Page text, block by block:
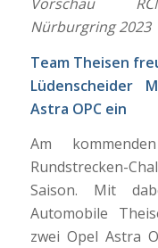
Nürburgring 2023
Team Theisen
Lüdenscheider
Astra OPC ein
Am
Rundstrecken-
Saison. Mit
Automobile
zwei Opel Astra